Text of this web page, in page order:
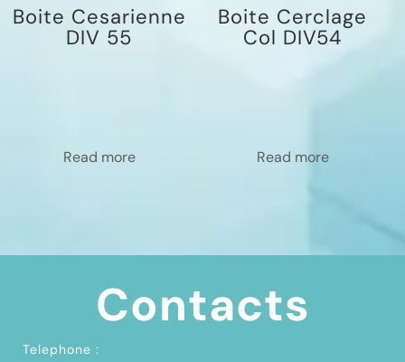
Boite Cesarienne
DIV 55
Read more
Boite Cerclage
Col DIV54
Read more
Contacts
Telephone :